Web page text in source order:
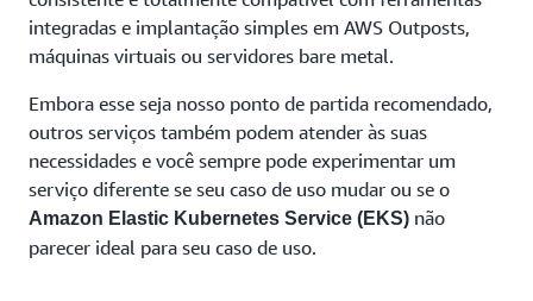
integradas e implantação simples em AWS Outposts,
máquinas virtuais ou servidores bare metal.
Embora esse seja nosso ponto de partida recomendado,
outros serviços também podem atender às suas
necessidades e você sempre pode experimentar um
serviço diferente se seu caso de uso mudar ou se o
Amazon Elastic Kubernetes Service (EKS) não
parecer ideal para seu caso de uso.